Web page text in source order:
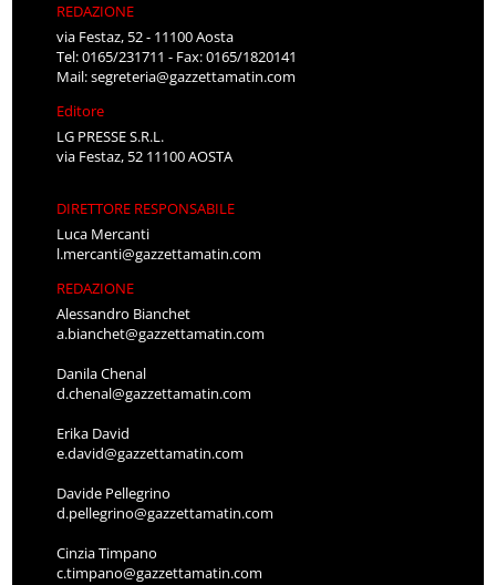
REDAZIONE
via Festaz, 52 - 11100 Aosta
Tel: 0165/231711 - Fax: 0165/1820141
Mail:segreteria@gazzettamatin.com
Editore
LG PRESSE S.R.L.
via Festaz, 52 11100 AOSTA
DIRETTORE RESPONSABILE
Luca Mercanti
l.mercanti@gazzettamatin.com
REDAZIONE
Alessandro Bianchet
a.bianchet@gazzettamatin.com
Danila Chenal
d.chenal@gazzettamatin.com
Erika David
e.david@gazzettamatin.com
Davide Pellegrino
d.pellegrino@gazzettamatin.com
Cinzia Timpano
c.timpano@gazzettamatin.com